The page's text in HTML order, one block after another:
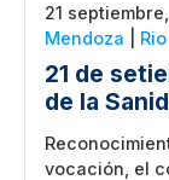
21
Mendoza
21 de
de la
vocación, el